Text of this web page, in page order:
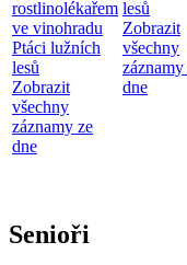
rostlinolékařem
ve vinohradu
Ptáci lužních
lesů
Zobrazit
všechny
záznamy ze
dne
lesů
Zobrazit
všechny
záznamy
dne
Senioři